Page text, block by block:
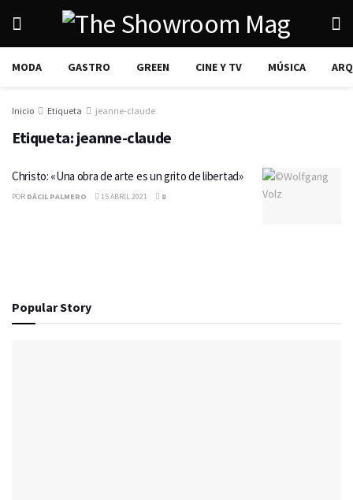
MODA GASTRO GREEN CINE Y TV MÚSICA
Inicio Etiqueta jeanne-claude
Etiqueta: jeanne-claude
Christo: «Una obra de arte es un grito de libertad»
POR DÁCIL PALMERO 15 ABRIL 2021 8
Popular Story